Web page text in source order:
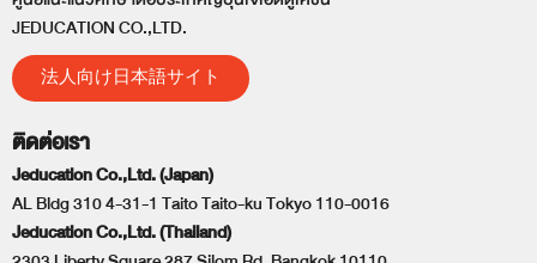
JEDUCATION CO.,LTD.
法人向け日本語サイト
ติดต่อเรา
Jeducation Co.,Ltd. (Japan)
AL Bldg 310 4-31-1 Taito Taito-ku Tokyo 110-0016
Jeducation Co.,Ltd. (Thailand)